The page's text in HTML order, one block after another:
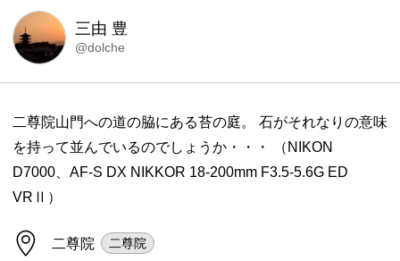
三由 豊
@dolche
二尊院山門への道の脇にある苔の庭。 石がそれなりの意味
を持って並んでいるのでしょうか・・・ （NIKON
D7000、AF-S DX NIKKOR 18-200mm F3.5-5.6G ED
VRⅡ）
二尊院 二尊院